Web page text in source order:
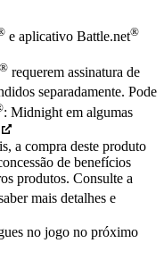
e aplicativo Battle.net®
® requerem assinatura de
separadamente. Pode
: Midnight em algumas
a compra deste produto
de benefícios
produtos. Consulte a
mais detalhes e
no jogo no próximo